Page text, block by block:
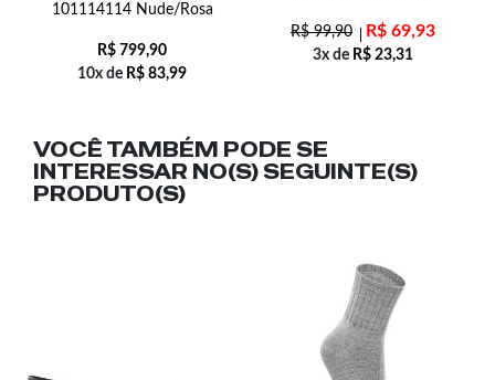
101114114 Nude/Rosa
R$ 799,90
10x de R$ 83,99
R$99,90 R$ 69,93
3x de R$ 23,31
VOCÊ TAMBÉM PODE SE
INTERESSAR NO(S) SEGUINTE(S)
PRODUTO(S)